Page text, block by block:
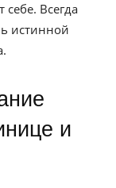
Всегда
истинной
и